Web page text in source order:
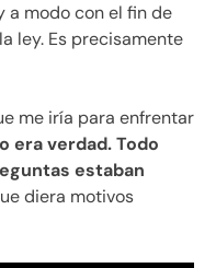
a modo con el fin de
ley. Es precisamente
me iría para enfrentar
era verdad. Todo
estaban
diera motivos